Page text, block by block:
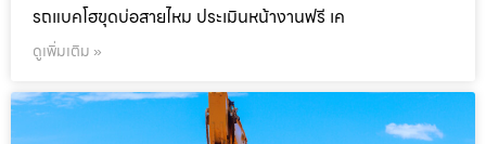
รถแบคโฮขุดบ่อสายไหม ประเมินหน้างานฟรี เค
ดูเพิ่มเติม »